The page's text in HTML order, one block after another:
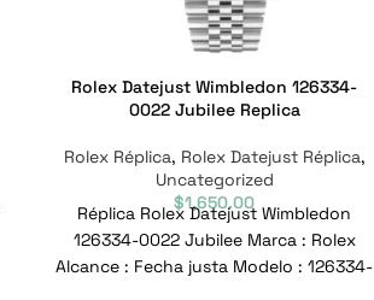
Rolex Datejust Wimbledon 126334-
0022 Jubilee Replica
Rolex Réplica, Rolex Datejust Réplica,
Uncategorized
$1,650.00
Réplica Rolex Datejust Wimbledon
126334-0022 Jubilee Marca : Rolex
Alcance : Fecha justa Modelo : 126334-